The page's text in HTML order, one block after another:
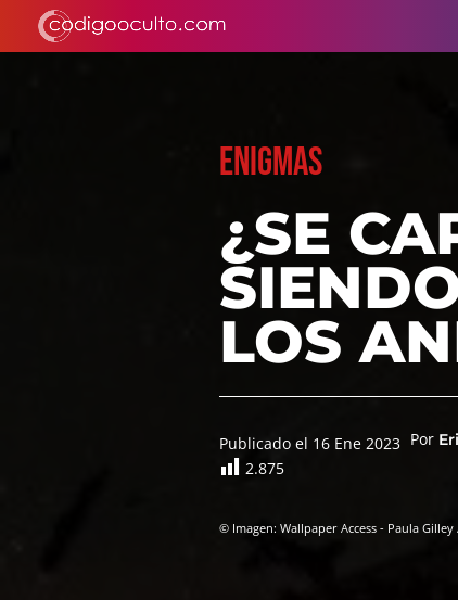
ENIGMAS
¿SE
LOS
Publicado el 16 Ene 2023 Por
2.875
© Imagen: Wallpaper Access - Paula Gilley